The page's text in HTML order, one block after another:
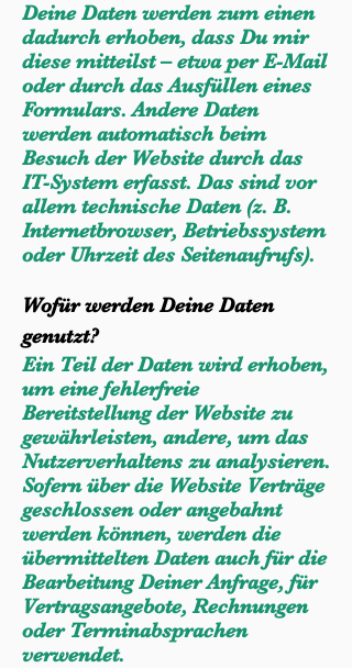
Deine Daten werden zum einen
dadurch erhoben, dass Du mir
diese mitteilst – etwa per E-Mail
oder durch das Ausfüllen eines
Formulars. Andere Daten
werden automatisch beim
Besuch der Website durch das
IT-System erfasst. Das sind vor
allem technische Daten (z. B.
Internetbrowser, Betriebssystem
oder Uhrzeit des Seitenaufrufs).
Wofür werden Deine Daten
genutzt?
Ein Teil der Daten wird erhoben,
um eine fehlerfreie
Bereitstellung der Website zu
gewährleisten, andere, um das
Nutzerverhaltens zu analysieren.
Sofern über die Website Verträge
geschlossen oder angebahnt
werden können, werden die
übermittelten Daten auch für die
Bearbeitung Deiner Anfrage, für
Vertragsangebote, Rechnungen
oder Terminabsprachen
verwendet.